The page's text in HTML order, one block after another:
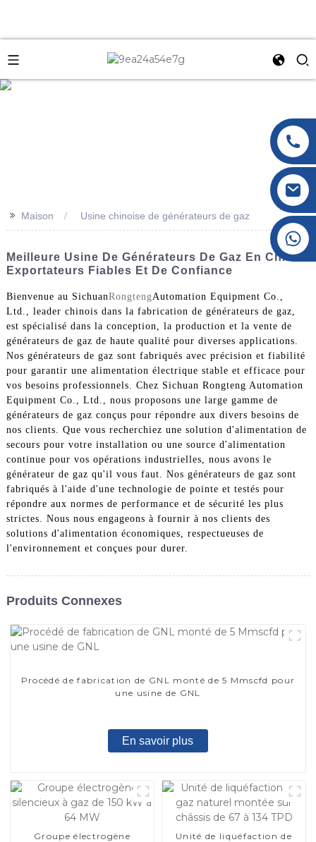
+86 177 8117 4421
+86 138 8076 0589
>> Maison Usine chinoise de générateurs de gaz
Meilleure Usine De Générateurs De Gaz En Chine :
Exportateurs Fiables Et De Confiance
Bienvenue au SichuanRongtengAutomation Equipment Co.,
Ltd., leader chinois dans la fabrication de générateurs de gaz,
est spécialisé dans la conception, la production et la vente de
générateurs de gaz de haute qualité pour diverses applications.
Nos générateurs de gaz sont fabriqués avec précision et fiabilité
pour garantir une alimentation électrique stable et efficace pour
vos besoins professionnels. Chez Sichuan Rongteng Automation
Equipment Co., Ltd., nous proposons une large gamme de
générateurs de gaz conçus pour répondre aux divers besoins de
nos clients. Que vous recherchiez une solution d'alimentation de
secours pour votre installation ou une source d'alimentation
continue pour vos opérations industrielles, nous avons le
générateur de gaz qu'il vous faut. Nos générateurs de gaz sont
fabriqués à l'aide d'une technologie de pointe et testés pour
répondre aux normes de performance et de sécurité les plus
strictes. Nous nous engageons à fournir à nos clients des
solutions d'alimentation économiques, respectueuses de
l'environnement et conçues pour durer.
Produits Connexes
Procédé de fabrication de GNL monté de 5 Mmscfd pour
une usine de GNL
En savoir plus
Groupe électrogène
Unité de liquéfaction de